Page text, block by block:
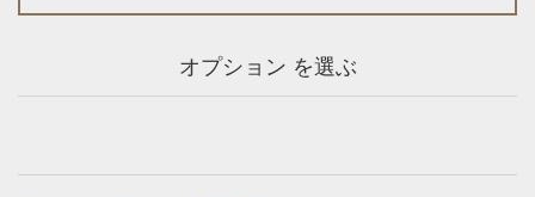
オプション を選ぶ